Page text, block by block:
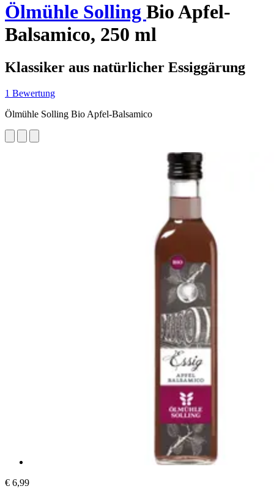
Ölmühle Solling Bio Apfel-
Balsamico, 250 ml
Klassiker aus natürlicher Essiggärung
1 Bewertung
Ölmühle Solling Bio Apfel-Balsamico
€ 6,99